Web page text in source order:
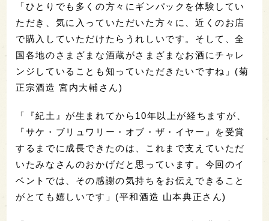
「ひとりでも多くの方々にギンパックを体験してい
ただき、気に入っていただいた方々に、近くのお店
で購入していただけたらうれしいです。そして、全
国各地のさまざまな酒蔵がさまざまなお酒にチャレ
ンジしていることも知っていただきたいですね」(菊
正宗酒造 宮内大輔さん)
「『紀土』が生まれてから10年以上が経ちますが、
『サケ・ブリュワリー・オブ・ザ・イヤー』を受賞
するまでに成長できたのは、これまで支えていただ
いたみなさんのおかげだと思っています。今回のイ
ベントでは、その感謝の気持ちをお伝えできること
がとても嬉しいです」(平和酒造 山本典正さん)